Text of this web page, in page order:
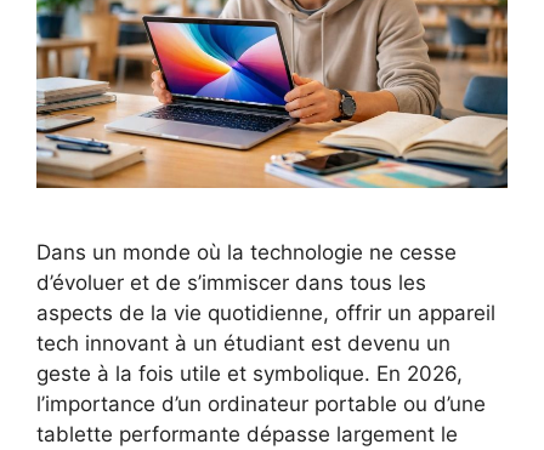
Dans un monde où la technologie ne cesse
d’évoluer et de s’immiscer dans tous les
aspects de la vie quotidienne, offrir un appareil
tech innovant à un étudiant est devenu un
geste à la fois utile et symbolique. En 2026,
l’importance d’un ordinateur portable ou d’une
tablette performante dépasse largement le